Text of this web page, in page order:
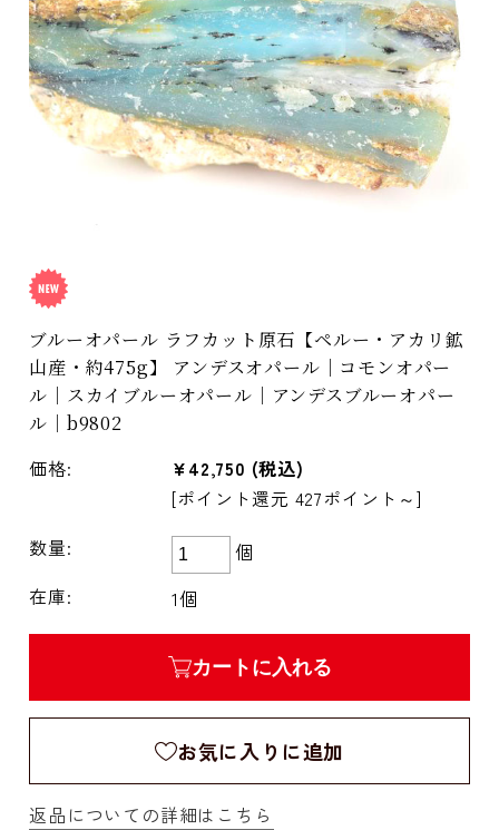
ブルーオパール ラフカット原石【ペルー・アカリ鉱
山産・約475g】 アンデスオパール｜コモンオパー
ル｜スカイブルーオパール｜アンデスブルーオパー
ル｜b9802
価格: ¥42,750 (税込)
[ポイント還元 427ポイント～]
数量:
個
在庫:
1個
カートに入れる
お気に入りに追加
返品についての詳細はこちら